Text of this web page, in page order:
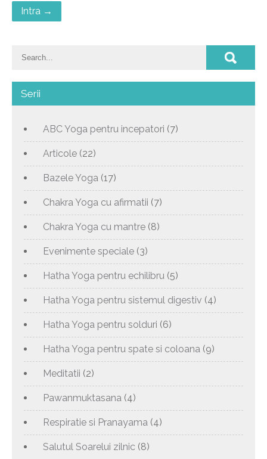
Intra →
Serii
ABC Yoga pentru incepatori (7)
Articole (22)
Bazele Yoga (17)
Chakra Yoga cu afirmatii (7)
Chakra Yoga cu mantre (8)
Evenimente speciale (3)
Hatha Yoga pentru echilibru (5)
Hatha Yoga pentru sistemul digestiv (4)
Hatha Yoga pentru solduri (6)
Hatha Yoga pentru spate si coloana (9)
Meditatii (2)
Pawanmuktasana (4)
Respiratie si Pranayama (4)
Salutul Soarelui zilnic (8)